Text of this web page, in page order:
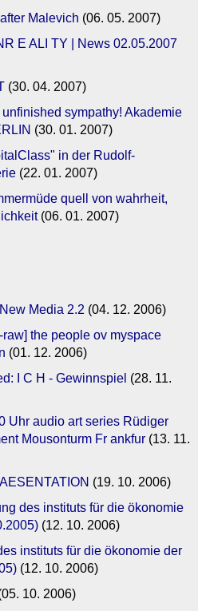
Malevich (06. 05. 2007)
E ALI TY | News 02.05.2007
(30. 04. 2007)
sympathy! Akademie
(30. 01. 2007)
in der Rudolf-
(22. 01. 2007)
quell von wahrheit,
(06. 01. 2007)
Media 2.2 (04. 12. 2006)
raw] the people ov myspace
(01. 12. 2006)
I C H - Gewinnspiel (28. 11.
Uhr audio art series Rüdiger
Mousonturm Fr ankfur (13. 11.
(19. 10. 2006)
des instituts für die ökonomie
(12. 10. 2006)
instituts für die ökonomie der
(12. 10. 2006)
10. 2006)